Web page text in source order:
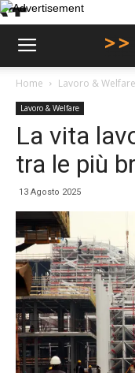
Home Lavoro & Welfare
Lavoro & Welfare
La vita
tra le più
13 Agosto 2025